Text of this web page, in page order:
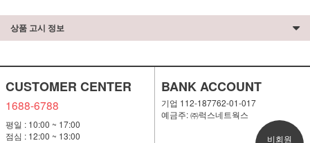
상품 고시 정보
CUSTOMER CENTER
1688-6788
평일 : 10:00 ~ 17:00
점심 : 12:00 ~ 13:00
BANK ACCOUNT
기업 112-187762-01-017
예금주: ㈜럭스네트웍스
비회원